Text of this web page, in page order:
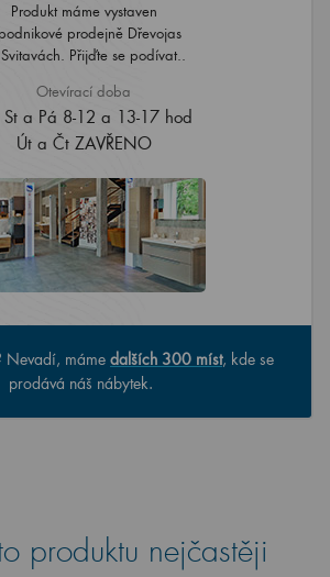
Produkt máme vystaven
prodejně Dřevojas
Přijďte se podívat..
Otevírací doba
St a Pá 8-12 a 13-17 hod
Út a Čt ZAVŘENO
Nevadí, máme dalších 300 míst, kde se
prodává náš nábytek.
produktu nejčastěji